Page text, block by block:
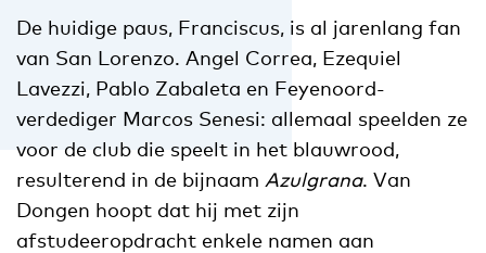
De huidige paus, Franciscus, is al jarenlang fan
van San Lorenzo. Angel Correa, Ezequiel
Lavezzi, Pablo Zabaleta en Feyenoord-
verdediger Marcos Senesi: allemaal speelden ze
voor de club die speelt in het blauwrood,
resulterend in de bijnaam Azulgrana. Van
Dongen hoopt dat hij met zijn
afstudeeropdracht enkele namen aan